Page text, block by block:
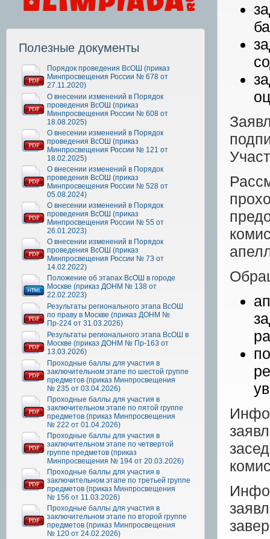
Полезные документы
Порядок проведения ВсОШ (приказ
Минпросвещения России № 678 от
27.11.2020)
О внесении изменений в Порядок
проведения ВсОШ (приказ
Минпросвещения России № 608 от
18.08.2025)
О внесении изменений в Порядок
проведения ВсОШ (приказ
Минпросвещения России № 121 от
18.02.2025)
О внесении изменений в Порядок
проведения ВсОШ (приказ
Минпросвещения России № 528 от
05.08.2024)
О внесении изменений в Порядок
проведения ВсОШ (приказ
Минпросвещения России № 55 от
26.01.2023)
О внесении изменений в Порядок
проведения ВсОШ (приказ
Минпросвещения России № 73 от
14.02.2022)
Положение об этапах ВсОШ в городе
Москве (приказ ДОНМ № 138 от
22.02.2023)
Результаты регионального этапа ВсОШ
по праву в Москве (приказ ДОНМ №
Пр-224 от 31.03.2026)
Результаты регионального этапа ВсОШ в
Москве (приказ ДОНМ № Пр-163 от
13.03.2026)
Проходные баллы для участия в
заключительном этапе по шестой группе
предметов (приказ Минпросвещения
№ 235 от 03.04.2026)
Проходные баллы для участия в
заключительном этапе по пятой группе
предметов (приказ Минпросвещения
№ 222 от 01.04.2026)
Проходные баллы для участия в
заключительном этапе по четвертой
группе предметов (приказ
Минпросвещения № 194 от 20.03.2026)
Проходные баллы для участия в
заключительном этапе по третьей группе
предметов (приказ Минпросвещения
№ 156 от 11.03.2026)
Проходные баллы для участия в
заключительном этапе по второй группе
предметов (приказ Минпросвещения
№ 120 от 24.02.2026)